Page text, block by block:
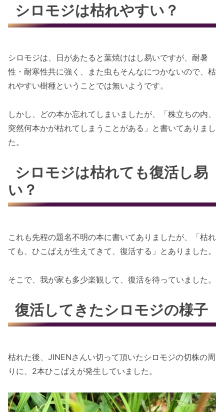
シロモジは枯れやすい？
シロモジは、日があたると葉焼けはし易いですが、耐暑
性・耐寒性共に強く、また虫もそんなにつかないので、枯
れやすい樹種ということでは無いようです。
しかし、どの本か忘れてしまいましたが、「株立ちの内、
突然何本かが枯れてしまうことがある」と書いてありまし
た。
シロモジは枯れても復活し易
い？
これも先程の題名不明の本に書いてありましたが、「枯れ
ても、ひこばえが生えてきて、復活する」とありました。
そこで、我が家も多少楽観して、復活を待っていました。
復活してきたシロモジの様子
枯れた後、JINENさんい切って頂いたシロモジの切株の周
りに、2本ひこばえが発生していました。